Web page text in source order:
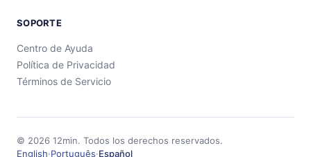
SOPORTE
Centro de Ayuda
Política de Privacidad
Términos de Servicio
© 2026 12min. Todos los derechos reservados.
English·Português·Español